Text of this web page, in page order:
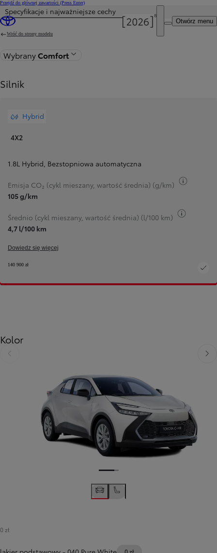
Przejdź do głównej zawartości (Press Enter)
Otwórz menu
Specyfikacje i najważniejsze cechy
Wróć do strony modelu
WybranyComfort
Silnik
Hybrid
4X2
1.8L Hybrid, Bezstopniowa automatyczna
Emisja CO₂ (cykl mieszany, wartość średnia) (g/km)
105 g/km
Średnio (cykl mieszany, wartość średnia) (l/100 km)
4,7 l/100 km
Dowiedz się więcej
140 900 zł
Kolor
Poprzedni
0 zł